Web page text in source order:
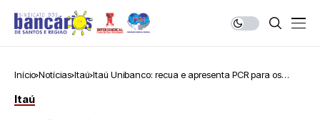
Início Notícias Itaú Itaú Unibanco: recua e apresenta PCR para os
Itaú